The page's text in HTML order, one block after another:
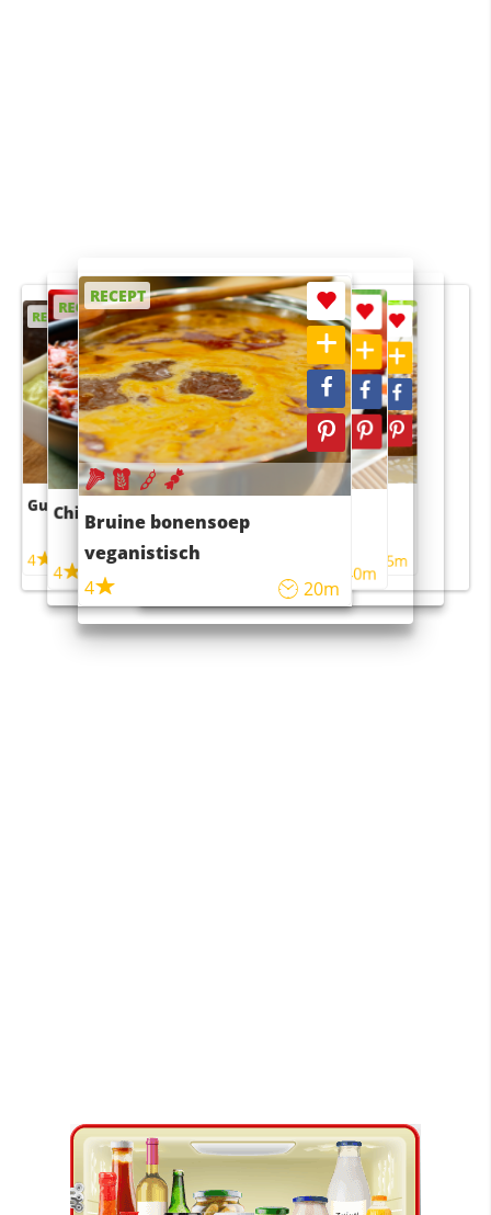
RECEPT
Guacamole
4
RECEPT
Chili con carne
4
RECEPT
Bruine bonensoep
veganistisch
4
20m
RECEPT
Sushi rijstsalade
maaltijdsalade
40m
RECEPT
4 55m